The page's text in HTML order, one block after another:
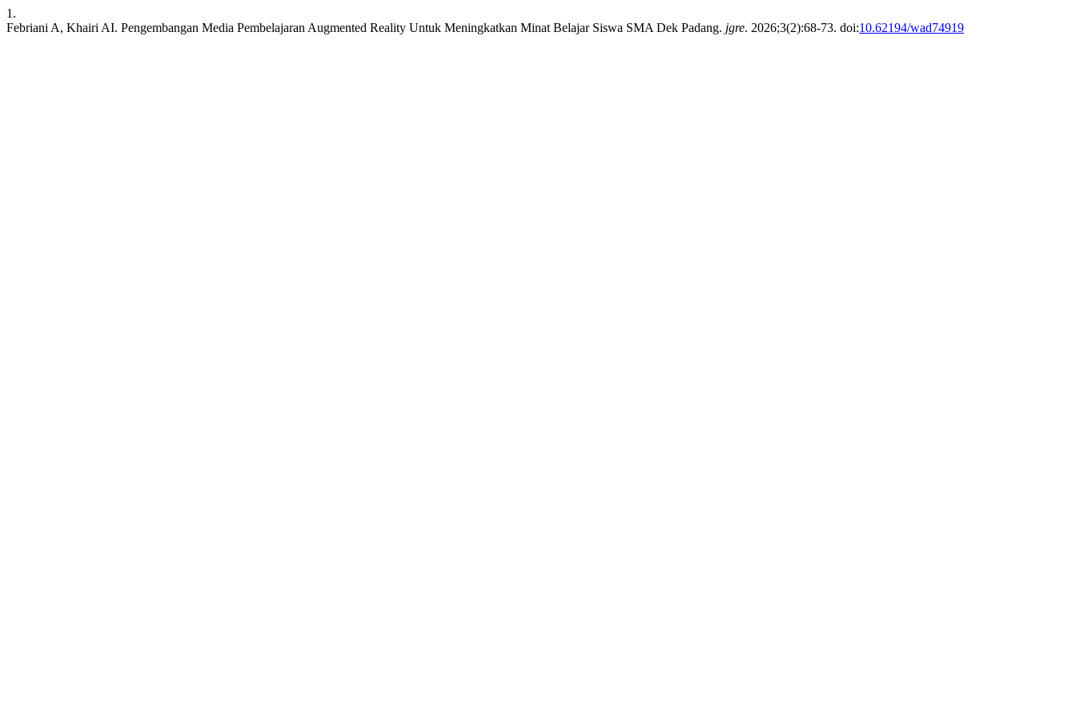
1.
Febriani A, Khairi AI. Pengembangan Media Pembelajaran Augmented Reality Untuk Meningkatkan Minat Belajar Siswa SMA Dek Padang. jgre. 2026;3(2):68-73. doi:10.62194/wad74919